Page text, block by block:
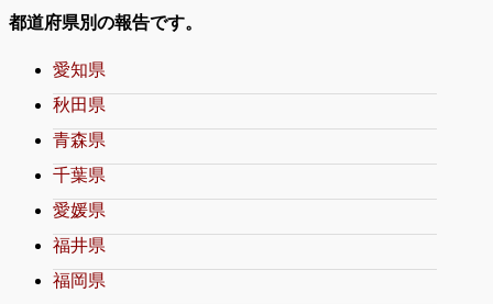
都道府県別の報告です。
愛知県
秋田県
青森県
千葉県
愛媛県
福井県
福岡県